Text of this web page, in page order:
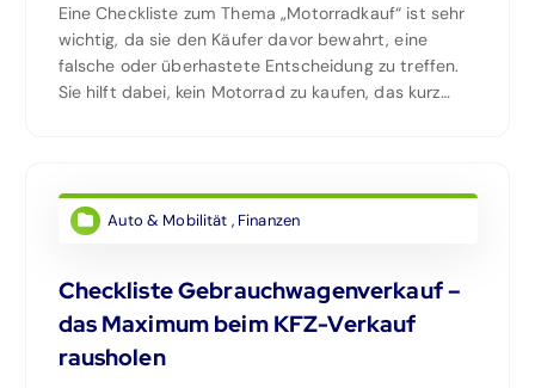
Eine Checkliste zum Thema „Motorradkauf“ ist sehr
wichtig, da sie den Käufer davor bewahrt, eine
falsche oder überhastete Entscheidung zu treffen.
Sie hilft dabei, kein Motorrad zu kaufen, das kurz…
Auto & Mobilität , Finanzen
Checkliste Gebrauchwagenverkauf –
das Maximum beim KFZ-Verkauf
rausholen